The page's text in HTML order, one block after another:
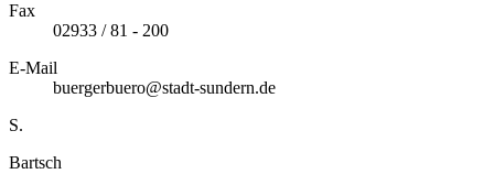
Fax
02933 / 81 - 200
E-Mail
buergerbuero@stadt-sundern.de
S.
Bartsch